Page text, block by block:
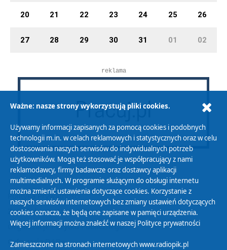
20 21 22 23 24 25 26
27 28 29 30 31 01 02
reklama
Polityka Prywatności
Zasady korzystania z Serwisu
Organizacje Pożytku Publicznego
Cyfryzacja DAB+
Ważne: nasze strony wykorzystują pliki cookies.
Używamy informacji zapisanych za pomocą cookies i podobnych
technologii m.in. w celach reklamowych i statystycznych oraz w celu
dostosowania naszych serwisów do indywidualnych potrzeb
użytkowników. Mogą też stosować je współpracujący z nami
reklamodawcy, firmy badawcze oraz dostawcy aplikacji
multimedialnych. W programie służącym do obsługi internetu
można zmienić ustawienia dotyczące cookies. Korzystanie z
naszych serwisów internetowych bez zmiany ustawień dotyczących
cookies oznacza, że będą one zapisane w pamięci urządzenia.
Więcej informacji można znaleźć w naszej Polityce prywatności
Zamieszczone na stronach internetowych www.radiopik.pl